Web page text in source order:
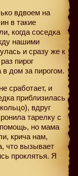
вдвоем на
в такие
когда соседка
нашими
и сразу же к
пирог
дом за пирогом.
сработает, и
приблизилась
вдруг
тарелку с
помощь, но мама
крича нам,
что вызывает
проклятья. Я